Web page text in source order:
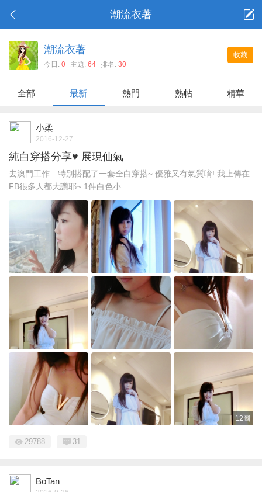
潮流衣著
收藏
潮流衣著
今日: 0 主題: 64 排名: 30
全部 最新 熱門 熱帖 精華
小柔
2016-12-27
純白穿搭分享♥ 展現仙氣
去澳門工作…特別搭配了一套全白穿搭~ 優雅又有氣質唷! 我上傳在
FB很多人都大讚耶~ 1件白色小 ...
12圖
29788 31
BoTan